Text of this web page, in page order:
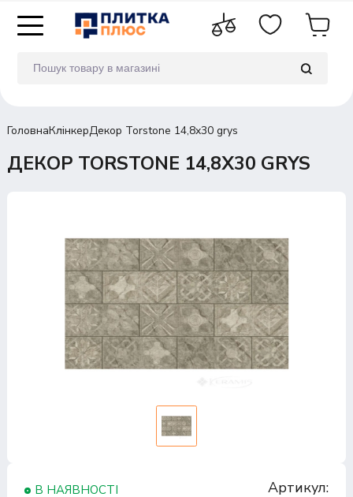
ГоловнаКлінкерДекор Torstone 14,8x30 grys
ДЕКОР TORSTONE 14,8X30 GRYS
В НАЯВНОСТІ
Артикул: